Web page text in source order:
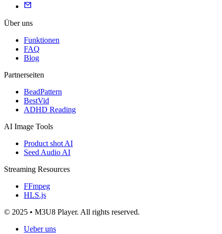
Über uns
Funktionen
FAQ
Blog
Partnerseiten
BeadPattern
BestVid
ADHD Reading
AI Image Tools
Product shot AI
Seed Audio AI
Streaming Resources
FFmpeg
HLS.js
© 2025 • M3U8 Player. All rights reserved.
Ueber uns